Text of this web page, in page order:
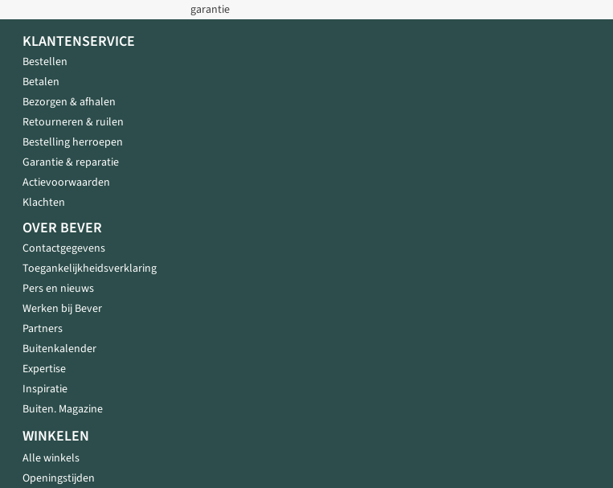
garantie
KLANTENSERVICE
Bestellen
Betalen
Bezorgen & afhalen
Retourneren & ruilen
Bestelling herroepen
Garantie & reparatie
Actievoorwaarden
Klachten
OVER BEVER
Contactgegevens
Toegankelijkheidsverklaring
Pers en nieuws
Werken bij Bever
Partners
Buitenkalender
Expertise
Inspiratie
Buiten. Magazine
WINKELEN
Alle winkels
Openingstijden